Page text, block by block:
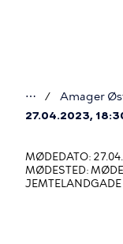
Du
her
⋯ Amager
27.04.2023,
MØDEDATO:
MØDESTED:
JEMTELANDGADE